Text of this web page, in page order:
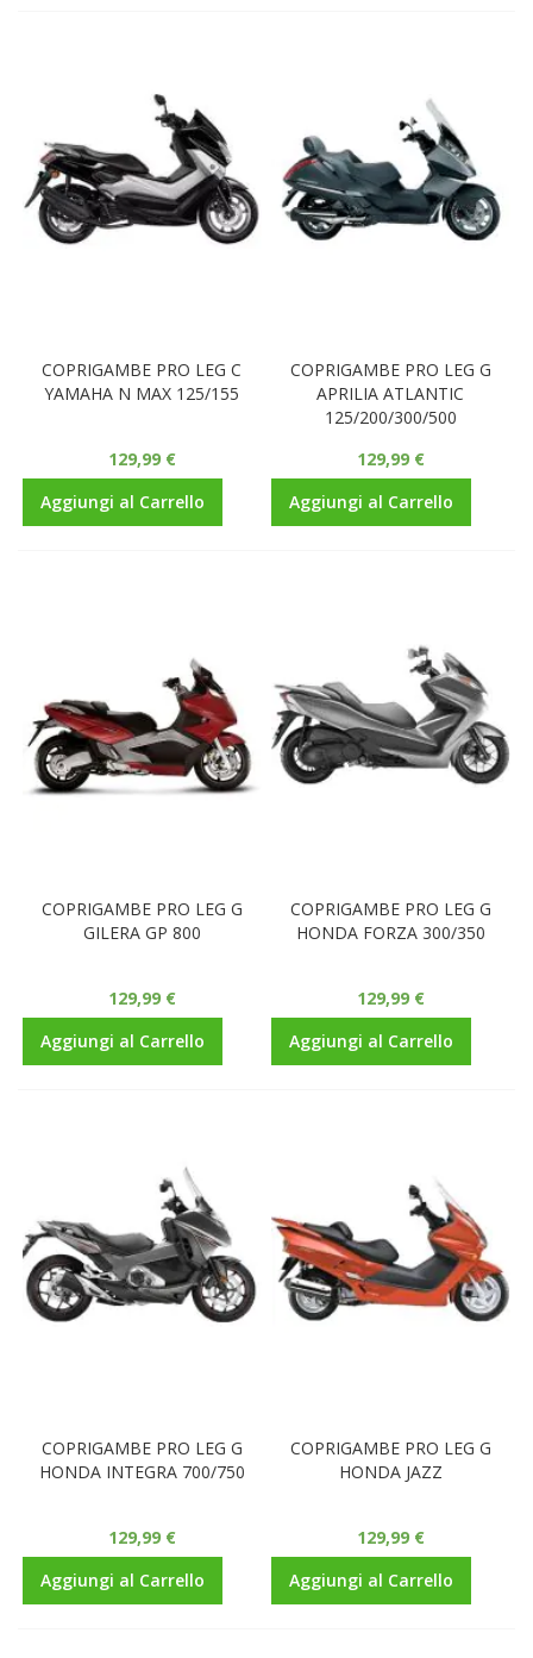
COPRIGAMBE PRO LEG C
YAMAHA N MAX 125/155
129,99 €
Aggiungi al Carrello
COPRIGAMBE PRO LEG G
APRILIA ATLANTIC
125/200/300/500
129,99 €
Aggiungi al Carrello
COPRIGAMBE PRO LEG G
GILERA GP 800
129,99 €
Aggiungi al Carrello
COPRIGAMBE PRO LEG G
HONDA FORZA 300/350
129,99 €
Aggiungi al Carrello
COPRIGAMBE PRO LEG G
HONDA INTEGRA 700/750
129,99 €
Aggiungi al Carrello
COPRIGAMBE PRO LEG G
HONDA JAZZ
129,99 €
Aggiungi al Carrello